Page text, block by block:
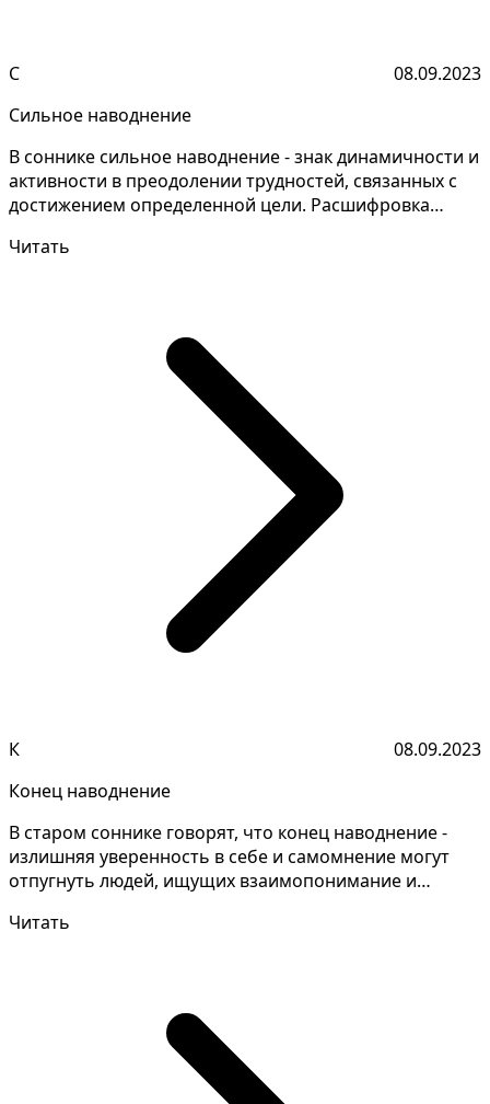
С
08.09.2023
Сильное наводнение
В соннике сильное наводнение - знак динамичности и
активности в преодолении трудностей, связанных с
достижением определенной цели. Расшифровка
Читать
К
08.09.2023
Конец наводнение
В старом соннике говорят, что конец наводнение -
излишняя уверенность в себе и самомнение могут
отпугнуть людей, ищущих взаимопонимание и
Читать